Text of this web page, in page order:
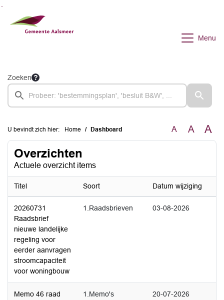
Menu
Zoeken
U bevindt zich hier: Home Dashboard A A A
Overzichten
Actuele overzicht items
Titel Soort Datum wijziging
20260731
Raadsbrief
nieuwe landelijke
regeling voor
eerder aanvragen
stroomcapaciteit
voor woningbouw
1.Raadsbrieven 03-08-2026
Memo 46 raad
1.Memo's 20-07-2026